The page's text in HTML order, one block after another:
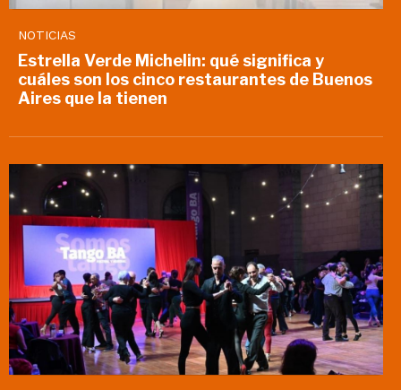
NOTICIAS
Estrella Verde Michelin: qué significa y
cuáles son los cinco restaurantes de Buenos
Aires que la tienen